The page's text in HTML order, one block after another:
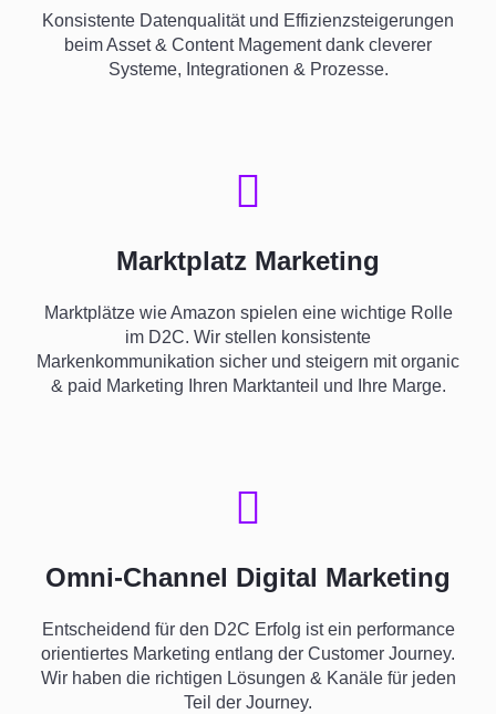
Konsistente Datenqualität und Effizienzsteigerungen
beim Asset & Content Magement dank cleverer
Systeme, Integrationen & Prozesse.
Marktplatz Marketing
Marktplätze wieAmazon spielen eine wichtige Rolle
im D2C. Wir stellen konsistente
Markenkommunikation sicher und steigern mit organic
& paid Marketing Ihren Marktanteil und Ihre Marge.
Omni-Channel Digital Marketing
Entscheidend für den D2C Erfolg ist ein performance
orientiertes Marketing entlang der Customer Journey.
Wir haben die richtigen Lösungen & Kanäle für jeden
Teil der Journey.